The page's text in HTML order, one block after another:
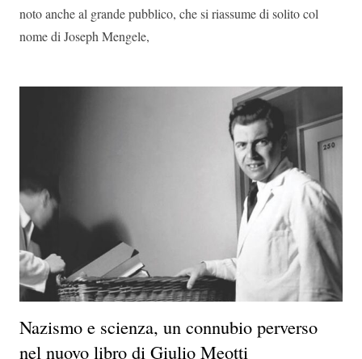
noto anche al grande pubblico, che si riassume di solito col
nome di Joseph Mengele,
Nazismo e scienza, un connubio perverso
nel nuovo libro di Giulio Meotti